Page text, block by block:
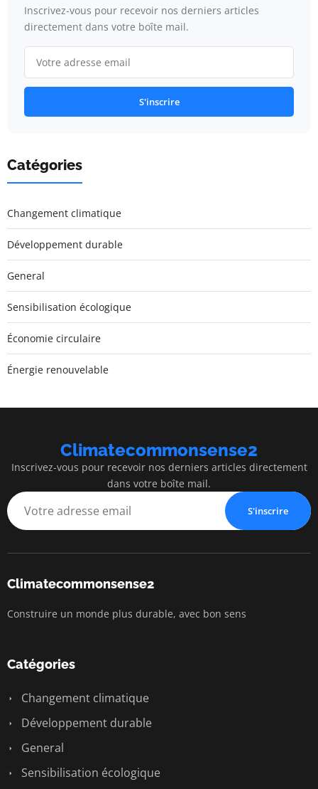
Inscrivez-vous pour recevoir nos derniers articles
directement dans votre boîte mail.
S'inscrire
Catégories
Changement climatique
Développement durable
General
Sensibilisation écologique
Économie circulaire
Énergie renouvelable
Climatecommonsense2
Inscrivez-vous pour recevoir nos derniers articles directement
dans votre boîte mail.
S'inscrire
Climatecommonsense2
Construire un monde plus durable, avec bon sens
Catégories
Changement climatique
Développement durable
General
Sensibilisation écologique